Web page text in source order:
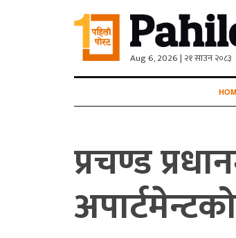
Aug 6, 2026 | २१ साउन २०८३
प्रचण्ड